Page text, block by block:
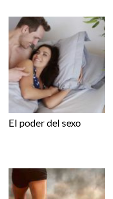
El poder del sexo